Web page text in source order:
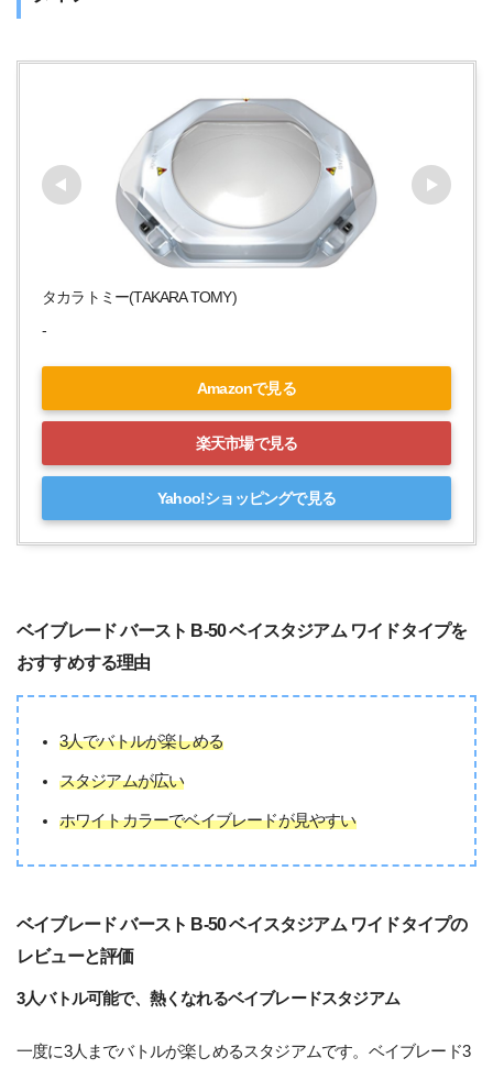
タカラトミー(TAKARA TOMY)
-
Amazonで見る
楽天市場で見る
Yahoo!ショッピングで見る
ベイブレード バースト B-50 ベイスタジアム ワイドタイプを
おすすめする理由
3人でバトルが楽しめる
スタジアムが広い
ホワイトカラーでベイブレードが見やすい
ベイブレード バースト B-50 ベイスタジアム ワイドタイプの
レビューと評価
3人バトル可能で、熱くなれるベイブレードスタジアム
一度に3人までバトルが楽しめるスタジアムです。ベイブレード3